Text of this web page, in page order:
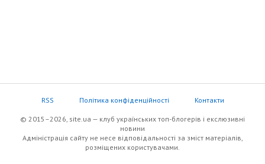
RSS Політика конфіденційності Контакти
© 2015–2026, site.ua — клуб українських топ-блогерів i екслюзивнi
новини
Адміністрація сайту не несе відповідальності за зміст матеріалів,
розміщених користувачами.